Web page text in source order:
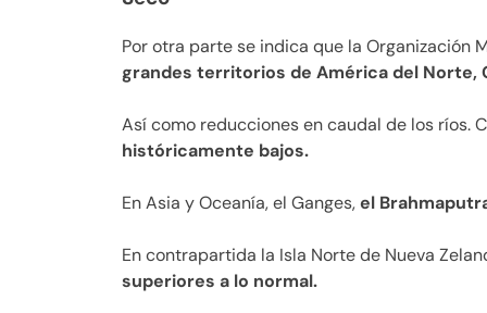
Por otra parte se indica que la Organización
grandes territorios de América del Norte,
Así como reducciones en caudal de los ríos.
históricamente bajos.
En Asia y Oceanía, el Ganges,el
En contrapartida la Isla Norte de Nueva
superiores a lo normal.